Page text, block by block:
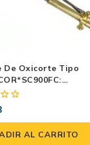
De Oxicorte Tipo
Rendimiento
AL CARRITO